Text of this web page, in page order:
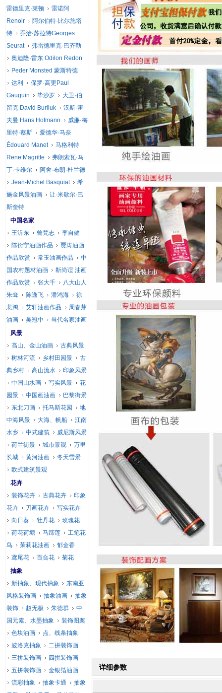
详细参数
雷德里克·莱顿
雷诺阿
Renoir
阿尔伯特·比尔施塔
特
乔治·苏拉特Georges
Seurat
弗雷德里克·巴齐勒
奥迪隆·雷东 Odilon Redon
Peder Monsted 蒙斯特德
达利
保罗·高更Paul
Gauguin
毕沙罗
大卫·伯
留克 David Burliuk
汉斯·霍
夫曼 Hans Hofmann
威廉·梅
里特·蔡斯
爱德华·马奈
Édouard Manet
马格利特
Rene Magritte
弗朗索瓦·马
丁·卡维尔
阿舍·布朗·杜兰德
Jean-Michel Basquiat
希
施金风景油画
让·米歇尔·巴
斯奎特
中国名家
王沂东
曾梵志
李自健
陈衍宁油画作品
贾涛油画
作品欣赏
常玉油画作品
中
国农村题材油画
靳尚谊 油画
作品欣赏
张大千
八大山人
朱耷
陈逸飞 潘鸿海
徐
悲鸿
艾轩油画作品
周春芽
油画
吴冠中
当代名家油画
风景
高山、金山油画
古典风景
树林河流
乡村田园景
古
典乡村
高山流水
印象风景
中国山水画
写实风景
花
园景
中国画油画
巴黎街景
东北刀画
托马斯花园
地
中海风景
大海、帆船
江南
水乡
中式建筑
威尼斯风景
荷兰街景
城市景观
万里
长城
黄河油画
冬天雪景
欧式建筑景观
花卉
装饰花卉
古典花卉
印象
花卉
刀画花卉
写实花卉
向日葵
牡丹花
玫瑰花
荷花荷塘
马蹄莲
工笔花
鸟
茉莉花油画
郁金香
鸢尾花
百合花
菊花
抽象
新抽象、现代抽象
东南亚
风格装饰画
抽象油画
抽象
装饰
赵无极 朱德群
中
国元素、水墨抽象
装饰图案
色块油画
点、线条抽象
波洛克抽象
二拼装饰画
三拼装饰画
四拼装饰画
五拼装饰画
金银箔油画
流彩抽象
抽象卡通
抽象